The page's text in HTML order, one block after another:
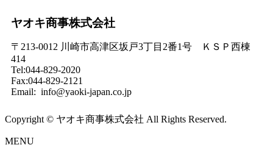
ヤオキ商事株式会社
〒213-0012 川崎市高津区坂戸3丁目2番1号 ＫＳＰ西棟
414
Tel:044-829-2020
Fax:044-829-2121
Email: info@yaoki-japan.co.jp
Copyright © ヤオキ商事株式会社 All Rights Reserved.
MENU